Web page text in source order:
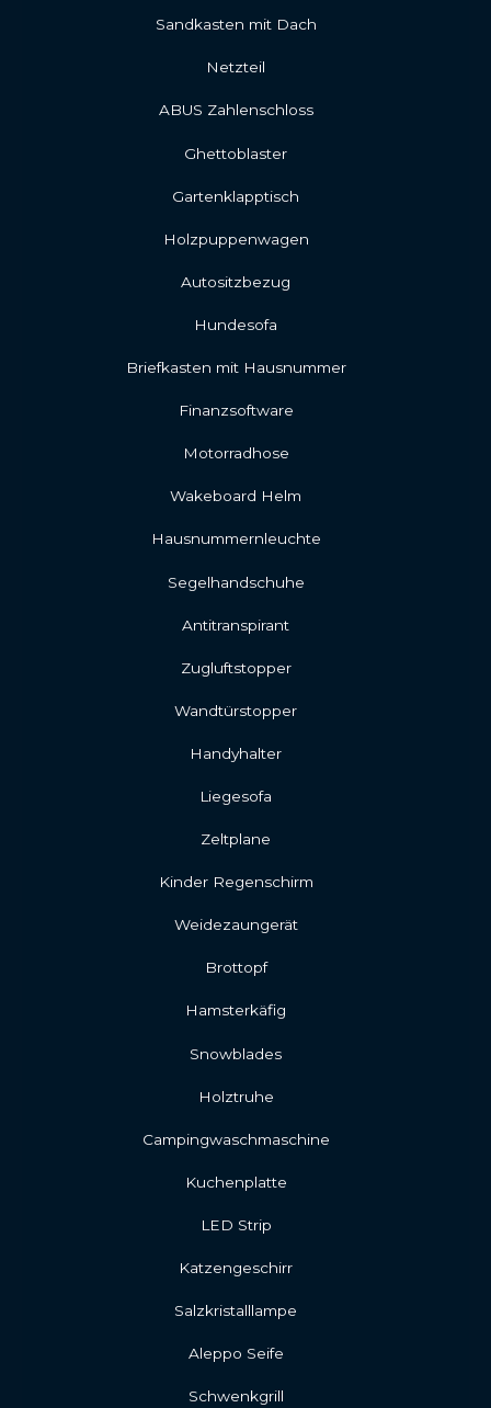
Sandkasten mit Dach
Netzteil
ABUS Zahlenschloss
Ghettoblaster
Gartenklapptisch
Holzpuppenwagen
Autositzbezug
Hundesofa
Briefkasten mit Hausnummer
Finanzsoftware
Motorradhose
Wakeboard Helm
Hausnummernleuchte
Segelhandschuhe
Antitranspirant
Zugluftstopper
Wandtürstopper
Handyhalter
Liegesofa
Zeltplane
Kinder Regenschirm
Weidezaungerät
Brottopf
Hamsterkäfig
Snowblades
Holztruhe
Campingwaschmaschine
Kuchenplatte
LED Strip
Katzengeschirr
Salzkristalllampe
Aleppo Seife
Schwenkgrill